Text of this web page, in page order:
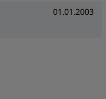
01.01.2003